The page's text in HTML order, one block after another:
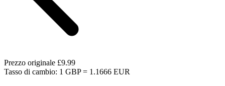
Prezzo originale £9.99
Tasso di cambio: 1 GBP = 1.1666 EUR